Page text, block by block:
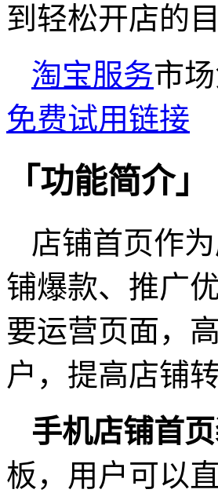
到轻松开店的目
淘宝服务市
免费试用链接
「功能简介」
店铺首页作
铺爆款、推广
要运营页面，
户，提高店铺转
手机店铺首
板，用户可以